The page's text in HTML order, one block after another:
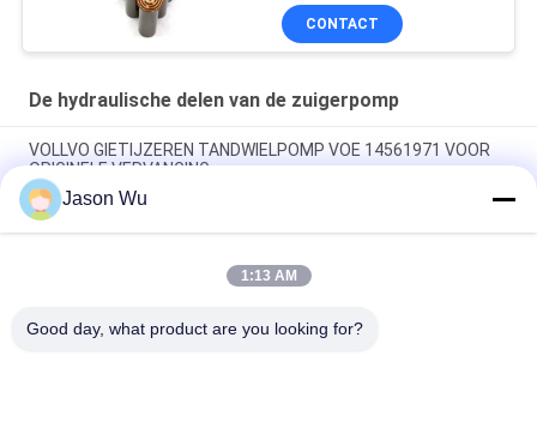
Onderdeel zuigerpomp
Onderhoud reparatie
CONTACT
De hydraulische delen van de zuigerpomp
VOLLVO GIETIJZEREN TANDWIELPOMP VOE 14561971 VOOR
ORIGINELE VERVANGING
VOLLVO GIETIJZEREN TANDWIELPOMP VOE 14537295 VOOR
ORIGINELE VERVANGING
VOLLVO GEGEERPOMP VOE 14782798 voor de oorspronkelijke
Jason Wu
1:13 AM
Good day, what product are you looking for?